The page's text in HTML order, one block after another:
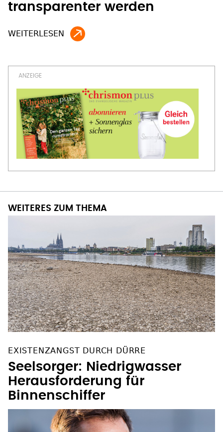
transparenter werden
WEITERES ZUM THEMA
EXISTENZANGST DURCH DÜRRE
Seelsorger: Niedrigwasser
Herausforderung für
Binnenschiffer